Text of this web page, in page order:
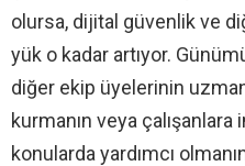
olursa, dijital güvenlik ve
yük o kadar artıyor.
diğer ekip üyelerinin
kurmanın veya
konularda yardımcı